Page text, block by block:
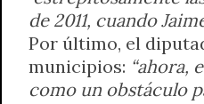
de 2011, cuando
Por último, el
municipios: “ahora,
como un obstáculo